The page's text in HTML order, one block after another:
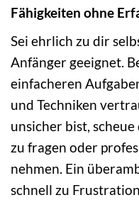
Fähigkeiten ohne
Sei ehrlich zu dir
Anfänger geeignet.
einfacheren
und Techniken
unsicher bist,
zu fragen oder
nehmen. Ein
schnell zu